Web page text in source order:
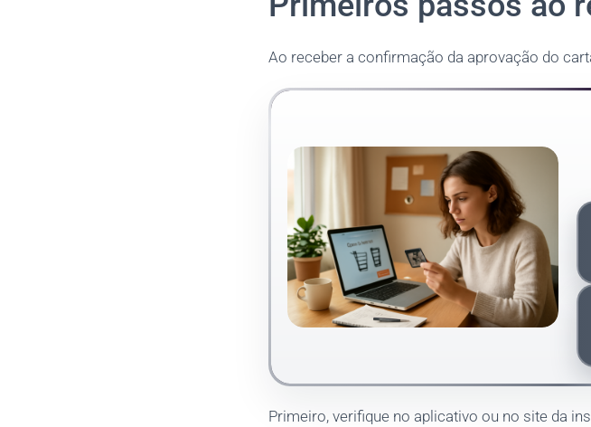
Ao receber a confirmação da aprovação do
Primeiro, verifique no aplicativo ou no site da